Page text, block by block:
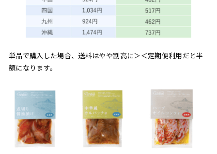
単品で購入した場合、送料はやや割高に＞＜定期便利用だと半
額になります。